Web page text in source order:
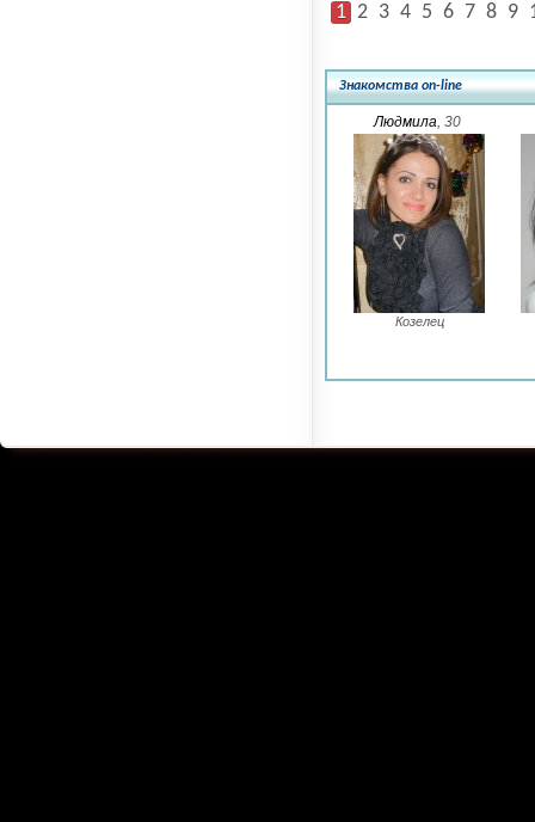
1 2 3 4 5 6 7 8 9
Знакомства on-line
Людмила , 30
Козелец